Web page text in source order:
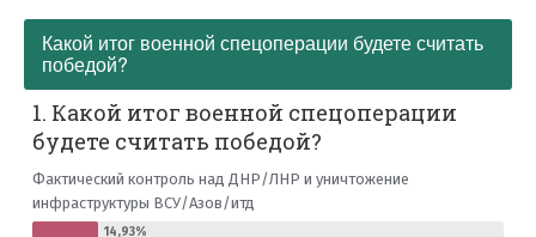
Какой итог военной спецоперации будете считать
победой?
1. Какой итог военной спецоперации
будете считать победой?
Фактический контроль над ДНР/ЛНР и уничтожение
инфраструктуры ВСУ/Азов/итд